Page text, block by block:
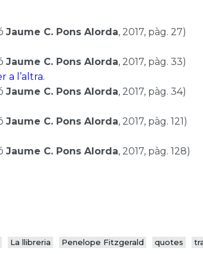
Jaume C. Pons Alorda, 2017, pàg. 27)
Jaume C. Pons Alorda, 2017, pàg. 33)
a l’altra.
Jaume C. Pons Alorda, 2017, pàg. 34)
Jaume C. Pons Alorda, 2017, pàg. 121)
Jaume C. Pons Alorda, 2017, pàg. 128)
La llibreria Penelope Fitzgerald quotes